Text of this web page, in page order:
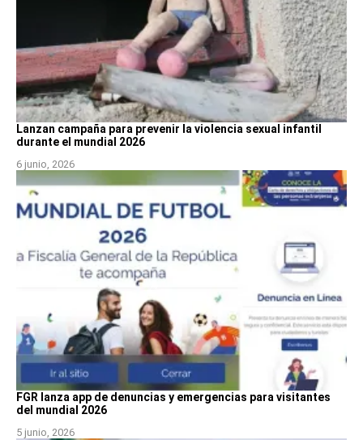
Lanzan campaña para prevenir la violencia sexual infantil
durante el mundial 2026
6 junio, 2026
FGR lanza app de denuncias y emergencias para visitantes
del mundial 2026
5 junio, 2026